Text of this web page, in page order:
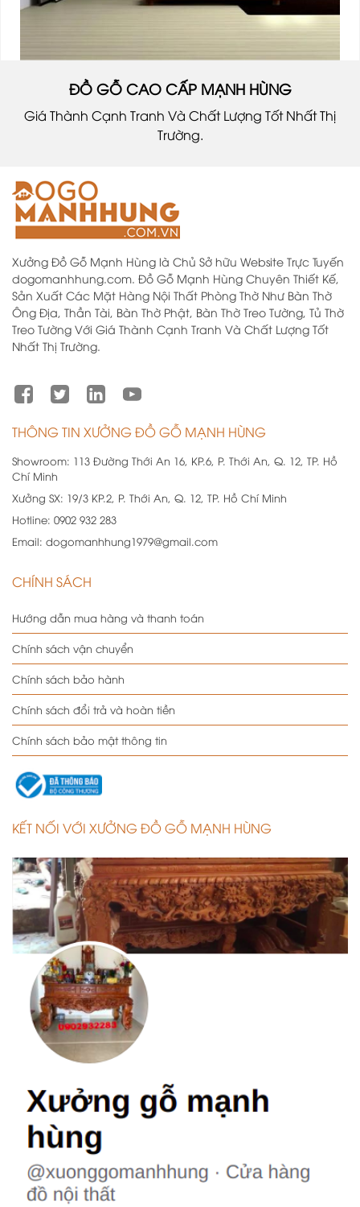
ĐỒ GỖ CAO CẤP MẠNH HÙNG
Giá Thành Cạnh Tranh Và Chất Lượng Tốt Nhất Thị
Trường.
Xưởng Đồ Gỗ Mạnh Hùng là Chủ Sở hữu Website Trực Tuyến
dogomanhhung.com. Đồ Gỗ Mạnh Hùng Chuyên Thiết Kế,
Sản Xuất Các Mặt Hàng Nội Thất Phòng Thờ Như Bàn Thờ
Ông Địa, Thần Tài, Bàn Thờ Phật, Bàn Thờ Treo Tường, Tủ Thờ
Treo Tường Với Giá Thành Cạnh Tranh Và Chất Lượng Tốt
Nhất Thị Trường.
THÔNG TIN XƯỞNG ĐỒ GỖ MẠNH HÙNG
Showroom: 113 Đường Thới An 16, KP.6, P. Thới An, Q. 12, TP. Hồ
Chí Minh
Xưởng SX: 19/3 KP.2, P. Thới An, Q. 12, TP. Hồ Chí Minh
Hotline: 0902 932 283
Email: dogomanhhung1979@gmail.com
CHÍNH SÁCH
Hướng dẫn mua hàng và thanh toán
Chính sách vận chuyển
Chính sách bảo hành
Chính sách đổi trả và hoàn tiền
Chính sách bảo mật thông tin
KẾT NỐI VỚI XƯỞNG ĐỒ GỖ MẠNH HÙNG